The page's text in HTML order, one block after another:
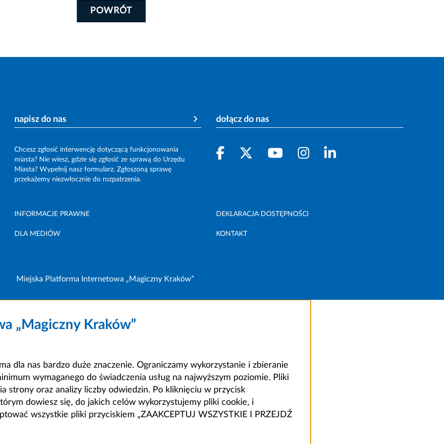
POWRÓT
napisz do nas
Chcesz zgłosić interwencję dotyczącą funkcjonowania
miasta? Nie wiesz, gdzie się zgłosić ze sprawą do Urzędu
Miasta? Wypełnij nasz formularz. Zgłoszoną sprawę
przekażemy niezwłocznie do rozpatrzenia.
dołącz do nas
INFORMACJE PRAWNE DEKLARACJA DOSTĘPNOŚCI
DLA MEDIÓW KONTAKT
Miejska Platforma Internetowa „Magiczny Kraków”
„Magiczny Kraków”
dla nas bardzo duże znaczenie. Ograniczamy wykorzystanie i zbieranie
wymaganego do świadczenia usług na najwyższym poziomie. Pliki
strony oraz analizy liczby odwiedzin. Po kliknięciu w przycisk
dowiesz się, do jakich celów wykorzystujemy pliki cookie, i
wszystkie pliki przyciskiem „ZAAKCEPTUJ WSZYSTKIE I PRZEJDŹ